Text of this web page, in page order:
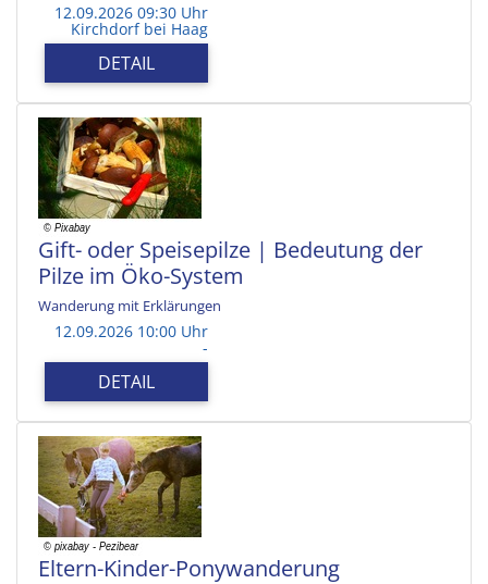
12.09.2026 09:30 Uhr
Kirchdorf bei Haag
DETAIL
Gift- oder Speisepilze | Bedeutung der
Pilze im Öko-System
Wanderung mit Erklärungen
12.09.2026 10:00 Uhr
-
DETAIL
Eltern-Kinder-Ponywanderung